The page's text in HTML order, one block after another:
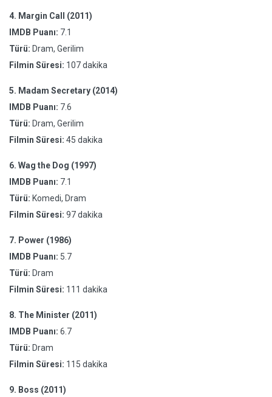
4. Margin Call (2011)
IMDB Puanı: 7.1
Türü: Dram, Gerilim
Filmin Süresi: 107 dakika
5. Madam Secretary (2014)
IMDB Puanı: 7.6
Türü: Dram, Gerilim
Filmin Süresi: 45 dakika
6. Wag the Dog (1997)
IMDB Puanı: 7.1
Türü: Komedi, Dram
Filmin Süresi: 97 dakika
7. Power (1986)
IMDB Puanı: 5.7
Türü: Dram
Filmin Süresi: 111 dakika
8. The Minister (2011)
IMDB Puanı: 6.7
Türü: Dram
Filmin Süresi: 115 dakika
9. Boss (2011)